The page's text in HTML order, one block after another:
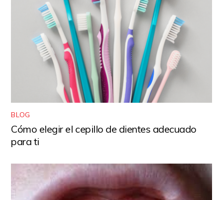
BLOG
Cómo elegir el cepillo de dientes adecuado
para ti